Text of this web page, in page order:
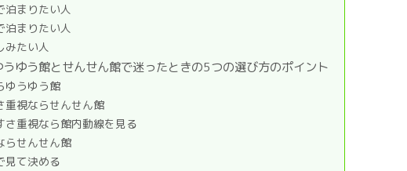
泊まりたい人
泊まりたい人
みたい人
ゆう館とせんせん館で迷ったときの5つの選び方のポイント
ゆうゆう館
重視ならせんせん館
さ重視なら館内動線を見る
らせんせん館
見て決める